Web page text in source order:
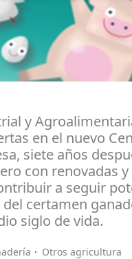
y
en el nuevo
siete años
con renovadas
a seguir
certamen
siglo de vida.
Otros agricultura